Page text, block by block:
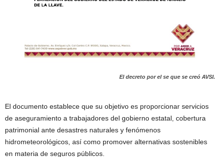
El decreto por el se que se creó AVSI.
El documento establece que su objetivo es proporcionar servicios
de aseguramiento a trabajadores del gobierno estatal, cobertura
patrimonial ante desastres naturales y fenómenos
hidrometeorológicos, así como promover alternativas sostenibles
en materia de seguros públicos.